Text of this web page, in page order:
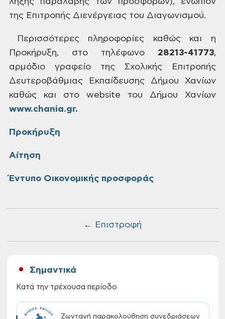
← Επιστροφή
της Επιτροπής Διενέργειας του Διαγωνισμού.
Περισσότερεςπληροφορίες καθώς και η
Προκήρυξη, στο τηλέφωνο 28213-41773,
αρμόδιο γραφείο της Σχολικής Επιτροπής
Δευτεροβάθμιας Εκπαίδευσης Δήμου Χανίων
καθώς και στο website του Δήμου Χανίων
www.chania.gr.
Προκήρυξη
Αίτηση
Έντυπο Οικονομικής προσφοράς
Σημαντικά
Κατά την τρέχουσα περίοδο
Ζωντανή παρακολούθηση συνεδριάσεων